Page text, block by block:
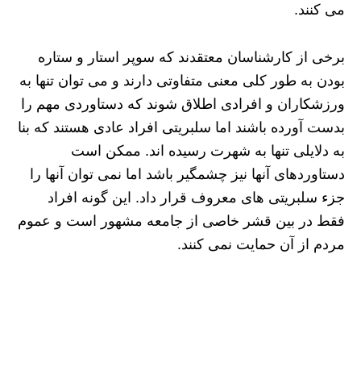
می کنند.
برخی از کارشناسان معتقدند که سوپر استار و ستاره
بودن به طور کلی معنی متفاوتی دارند و می توان تنها به
ورزشکاران و افرادی اطلاق شوند که دستاوردی مهم را
بدست آورده باشند اما سلبریتی افراد عادی هستند که بنا
به دلایلی تنها به شهرت رسیده اند. ممکن است
دستاوردهای آنها نیز چشمگیر باشد اما نمی توان آنها را
جزء سلبریتی های معروف قرار داد. این گونه افراد
فقط در بین قشر خاصی از جامعه مشهور است و عموم
مردم از آن حمایت نمی کنند.